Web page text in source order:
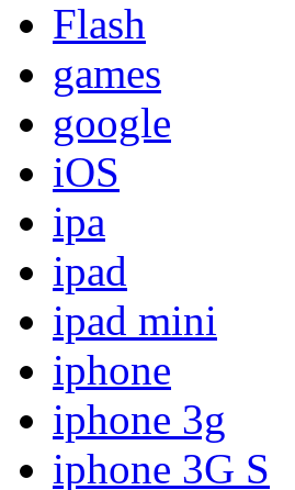
Flash
games
google
iOS
ipa
ipad
ipad mini
iphone
iphone 3g
iphone 3G S